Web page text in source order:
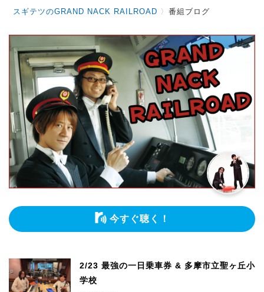
スギテツのGRAND NACK RAILROAD 〉番組ブログ
今すぐ聴く！
2/23 最強の一日乗車券 & 多摩市立聖ヶ丘小
学校